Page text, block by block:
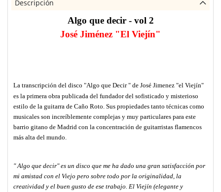
Descripción
Algo que decir - vol 2
José Jiménez "El Viejín"
La transcripción del disco "Algo que Decir " de José Jimenez "el Viejín"
es la primera obra publicada del fundador del sofisticado y misterioso
estilo de la guitarra de Caño Roto. Sus propiedades tanto técnicas como
musicales son increíblemente complejas y muy particulares para este
barrio gitano de Madrid con la concentración de guitarristas flamencos
más alta del mundo.
" Algo que decir" es un disco que me ha dado una gran satisfacción por
mi amistad con el Viejo pero sobre todo por la originalidad, la
creatividad y el buen gusto de ese trabajo. El Viejín (elegante y